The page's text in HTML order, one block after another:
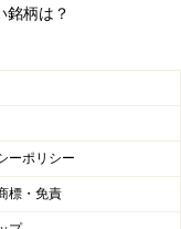
銘柄は？
ーポリシー
標・免責